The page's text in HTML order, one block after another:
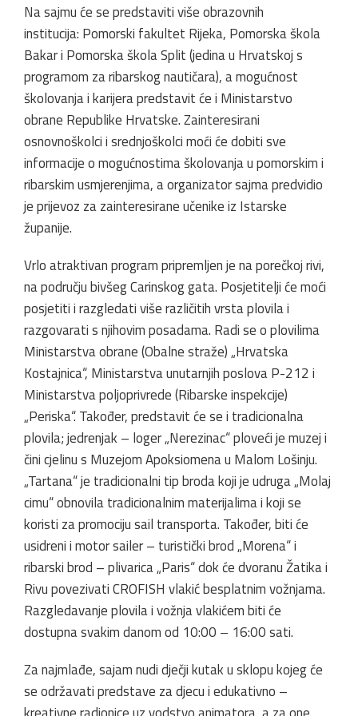
Na sajmu će se predstaviti više obrazovnih
institucija: Pomorski fakultet Rijeka, Pomorska škola
Bakar i Pomorska škola Split (jedina u Hrvatskoj s
programom za ribarskog nautičara), a mogućnost
školovanja i karijera predstavit će i Ministarstvo
obrane Republike Hrvatske. Zainteresirani
osnovnoškolci i srednjoškolci moći će dobiti sve
informacije o mogućnostima školovanja u pomorskim i
ribarskim usmjerenjima, a organizator sajma predvidio
je prijevoz za zainteresirane učenike iz Istarske
županije.
Vrlo atraktivan program pripremljen je na porečkoj rivi,
na području bivšeg Carinskog gata. Posjetitelji će moći
posjetiti i razgledati više različitih vrsta plovila i
razgovarati s njihovim posadama. Radi se o plovilima
Ministarstva obrane (Obalne straže) „Hrvatska
Kostajnica“, Ministarstva unutarnjih poslova P-212 i
Ministarstva poljoprivrede (Ribarske inspekcije)
„Periska“. Također, predstavit će se i tradicionalna
plovila; jedrenjak – loger „Nerezinac“ ploveći je muzej i
čini cjelinu s Muzejom Apoksiomena u Malom Lošinju.
„Tartana“ je tradicionalni tip broda koji je udruga „Molaj
cimu“ obnovila tradicionalnim materijalima i koji se
koristi za promociju sail transporta. Također, biti će
usidreni i motor sailer – turistički brod „Morena“ i
ribarski brod – plivarica „Paris“ dok će dvoranu Žatika i
Rivu povezivati CROFISH vlakić besplatnim vožnjama.
Razgledavanje plovila i vožnja vlakićem biti će
dostupna svakim danom od 10:00 – 16:00 sati.
Za najmlađe, sajam nudi dječji kutak u sklopu kojeg će
se održavati predstave za djecu i edukativno –